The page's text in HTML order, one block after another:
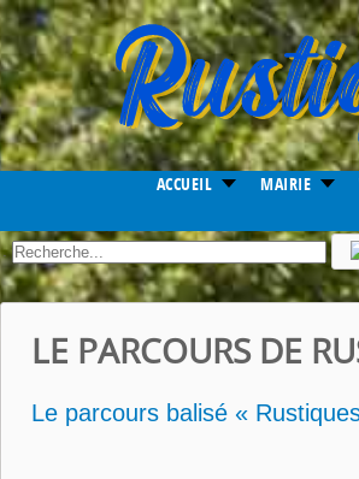
ACCUEIL MAIRIE
.
LE PARCOURS DE
Le parcours balisé «
Year Month Year
Month